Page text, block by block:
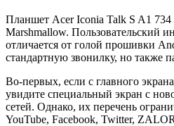
Планшет Acer Iconia Talk S A1 734
Marshmallow. Пользовательский
отличается от голой прошивки
стандартную звонилку, но также
Во-первых, если с главного
увидите специальный экран с
сетей. Однако, их перечень
YouTube, Facebook, Twitter,